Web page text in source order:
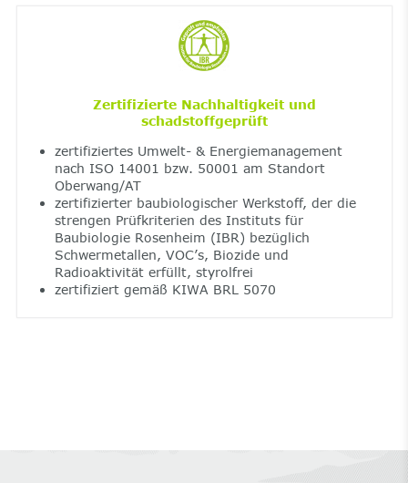
Zertifizierte Nachhaltigkeit und
schadstoffgeprüft
zertifiziertes Umwelt- & Energiemanagement
nach ISO 14001 bzw. 50001 am Standort
Oberwang/AT
zertifizierter baubiologischer Werkstoff, der die
strengen Prüfkriterien des Instituts für
Baubiologie Rosenheim (IBR) bezüglich
Schwermetallen, VOC’s, Biozide und
Radioaktivität erfüllt, styrolfrei
zertifiziert gemäß KIWA BRL 5070